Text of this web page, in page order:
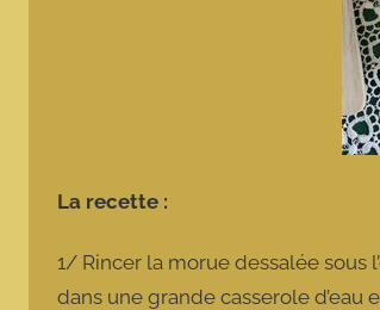
La recette :
1/ Rincer la morue dessalée sous
dans une grande casserole d’eau